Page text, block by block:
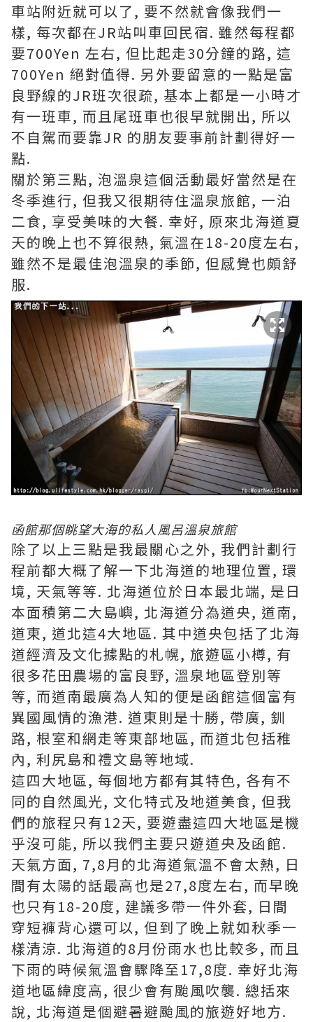
車站附近就可以了, 要不然就會像我們一
樣, 每次都在JR站叫車回民宿. 雖然每程都
要700Yen 左右, 但比起走30分鐘的路, 這
700Yen 絕對值得. 另外要留意的一點是富
良野線的JR班次很疏, 基本上都是一小時才
有一班車, 而且尾班車也很早就開出, 所以
不自駕而要靠JR 的朋友要事前計劃得好一
點.
關於第三點, 泡溫泉這個活動最好當然是在
冬季進行, 但我又很期待住溫泉旅館, 一泊
二食, 享受美味的大餐. 幸好, 原來北海道夏
天的晚上也不算很熱, 氣溫在18-20度左右,
雖然不是最佳泡溫泉的季節, 但感覺也頗舒
服.
函館那個眺望大海的私人風呂溫泉旅館
除了以上三點是我最關心之外, 我們計劃行
程前都大概了解一下北海道的地理位置, 環
境, 天氣等等. 北海道位於日本最北端, 是日
本面積第二大島嶼, 北海道分為道央, 道南,
道東, 道北這4大地區. 其中道央包括了北海
道經濟及文化據點的札幌, 旅遊區小樽, 有
很多花田農場的富良野, 溫泉地區登別等
等, 而道南最廣為人知的便是函館這個富有
異國風情的漁港. 道東則是十勝, 帶廣, 釧
路, 根室和網走等東部地區, 而道北包括稚
內, 利尻島和禮文島等地域.
這四大地區, 每個地方都有其特色, 各有不
同的自然風光, 文化特式及地道美食, 但我
們的旅程只有12天, 要遊盡這四大地區是機
乎沒可能, 所以我們主要只遊道央及函館.
天氣方面, 7,8月的北海道氣溫不會太熱, 日
間有太陽的話最高也是27,8度左右, 而早晚
也只有18-20度, 建議多帶一件外套, 日間
穿短褲背心還可以, 但到了晚上就如秋季一
樣清涼. 北海道的8月份雨水也比較多, 而且
下雨的時候氣溫會驟降至17,8度. 幸好北海
道地區緯度高, 很少會有颱風吹襲. 總括來
說, 北海道是個避暑避颱風的旅遊好地方.